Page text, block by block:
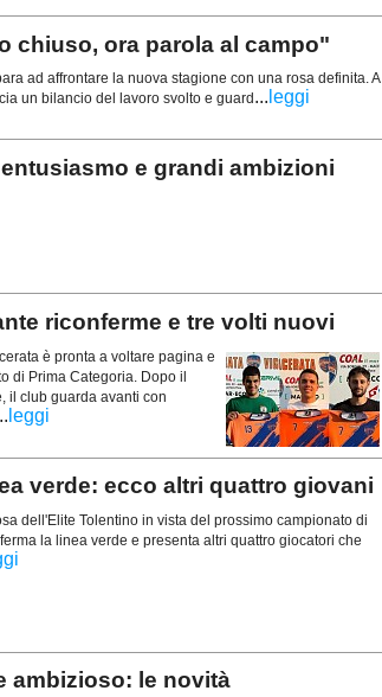
chiuso, ora parola al campo"
ad affrontare la nuova stagione con una rosa definita. A
un bilancio del lavoro svolto e guard ... leggi
e grandi ambizioni
riconferme e tre volti nuovi
è pronta a voltare pagina e
di Prima Categoria. Dopo il
il club guarda avanti con
leggi
verde: ecco altri quattro giovani
dell'Elite Tolentino in vista del prossimo campionato di
la linea verde e presenta altri quattro giocatori che
ambizioso: le novità